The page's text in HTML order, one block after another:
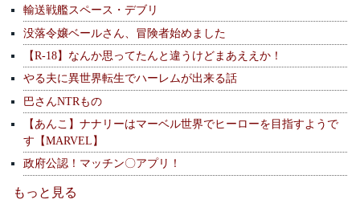
輸送戦艦スペース・デブリ
没落令嬢ベールさん、冒険者始めました
【R-18】なんか思ってたんと違うけどまあええか！
やる夫に異世界転生でハーレムが出来る話
巴さんNTRもの
【あんこ】ナナリーはマーベル世界でヒーローを目指すようで
す【MARVEL】
政府公認！マッチン〇アプリ！
もっと見る